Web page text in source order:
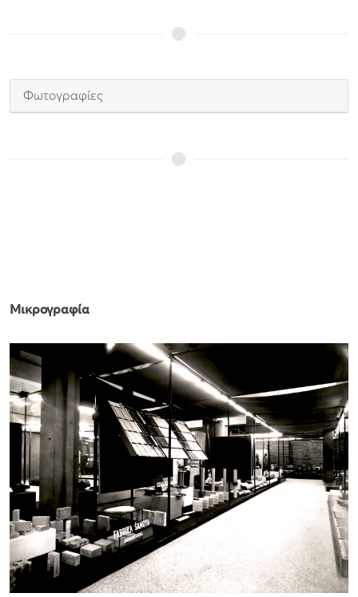
Φωτογραφίες
Μικρογραφία